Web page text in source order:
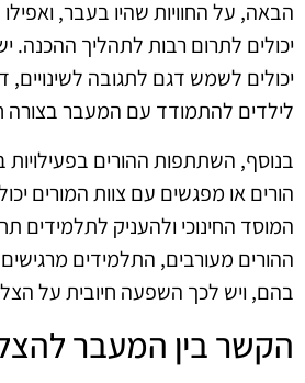
הבאה, על החוויות שהיו בעבר,
יכולים לתרום רבות לתהליך ההכנה.
יכולים לשמש דגם לתגובה לשינויים,
לילדים להתמודד עם המעבר בצורה
בנוסף, השתתפות ההורים בפעילויות
הורים או מפגשים עם צוות המורים
המוסד החינוכי ולהעניק לתלמידים
ההורים מעורבים, התלמידים
בהם, ויש לכך השפעה חיובית על
הקשר בין המעבר